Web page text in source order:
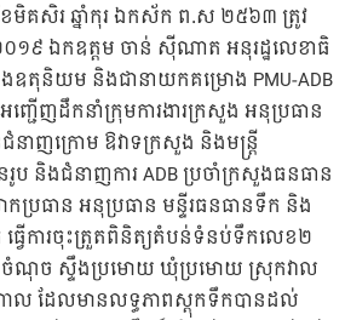
មិគសិរ ឆ្នាំកុរ ឯកស័ក ព.ស ២៥៦៣ ត្រូវ
២០១៩ ឯកឧត្តម ចាន់ សុីណាត អនុរដ្ឋលេខាធិ
ឧតុនិយម និងជានាយកគម្រោង PMU-ADB
អញ្ជើញដឹកនាំក្រុមការងារក្រសួង អនុប្រធាន
នាញក្រោម ឱវាទក្រសួង និងមន្ត្រី
រូប និងជំនាញការ ADB ប្រចាំក្រសួងធនធាន
ធាន អនុប្រធាន មន្ទីរធនធានទឹក និង
វើការចុះត្រួតពិនិត្យតំបន់ទំនប់ទឹកលេខ២
ង់ចំណុច ស្ទឹងប្រមោយ ឃុំប្រមោយ ស្រុកវាល
តាល ដែលមានលទ្ធភាពស្តុកទឹកបានដល់